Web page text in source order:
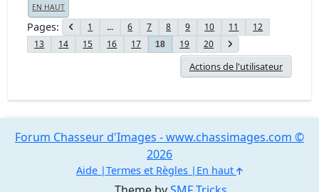
EN HAUT
Pages 1 ... 6 7 8 9 10 11
12
13
14 15 16 17 18 19 20
Actions de l'utilisateur
Forum Chasseur d'Images - www.chassimages.com ©
2026
Aide Termes et Règles En haut